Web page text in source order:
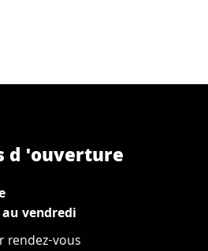
d 'ouverture
vendredi
rendez-vous